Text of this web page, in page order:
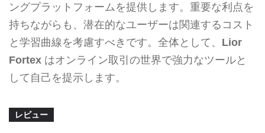
ングプラットフォームを提供します。重要な利点を
持ちながらも、潜在的なユーザーは関連するコスト
と学習曲線を考慮すべきです。全体として、 Lior
Fortex はオンライン取引の世界で強力なツールと
して自己を提示します。
レビュー